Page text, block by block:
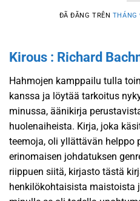
ĐÃ ĐĂNG TRÊN THÁNG
Kirous : Richard
Hahmojen kamppailu tulla
kanssa ja löytää tarkoitus
minussa, äänikirja
huolenaiheista. Kirja, joka
teemoja, oli yllättävän helppo
erinomaisen johdatuksen
riippuen siitä, kirjasto tästä
henkilökohtaisista maistoista